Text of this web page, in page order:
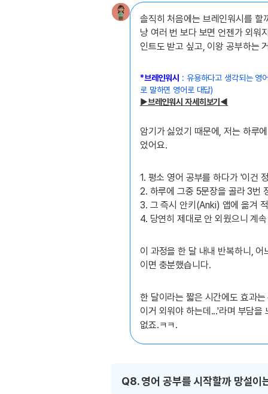
솔직히 처음에는 브레인워시를 할
냥 여러 번 보다 보면 언젠가 외워
인트도 받고 싶고, 이왕 공부하는
*브레인워시 : 유용하다고 생각되는 영
로 말하면 영어로 대답)
▶브레인워시자세히보기◀
암기가 싫었기 때문에, 저는 하루
었어요.
1. 평소 영어 공부를 하다가 '이건
2. 하루에 그중 5문장을 골라 3번
3. 그 즉시 안키(Anki) 앱에 옮겨
4. 당연히 제대로 안 외웠으니 계
이 과정을 한 달 내내 반복하니,
이면 충분했습니다.
한 달이라는 짧은 시간에도 효과
이거 외워야 하는데...'라며 부담
없죠.ㅋㅋ.
Q8. 영어 공부를 시작할까 망설이